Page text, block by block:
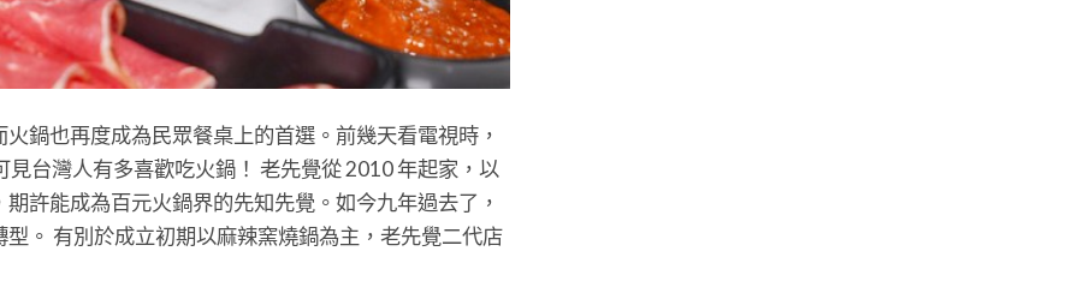
鍋也再度成為民眾餐桌上的首選。前幾天看電視時，
台灣人有多喜歡吃火鍋！ 老先覺從 2010 年起家，以
許能成為百元火鍋界的先知先覺。如今九年過去了，
。 有別於成立初期以麻辣窯燒鍋為主，老先覺二代店